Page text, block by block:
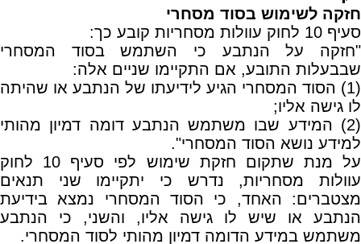
חזקה לשימוש בסוד מסחרי
סעיף 10 לחוק עוולות מסחריות קובע כך:
"חזקה על הנתבע כי השתמש בסוד המסחרי
שבבעלות התובע, אם התקיימו שניים אלה:
(1) הסוד המסחרי הגיע לידיעתו של הנתבע או שהיתה
לו גישה אליו;
(2) המידע שבו משתמש הנתבע דומה דמיון מהותי
למידע נושא הסוד המסחרי".
על מנת שתקום חזקת שימוש לפי סעיף 10 לחוק
עוולות מסחריות, נדרש כי יתקיימו שני תנאים
מצטברים: האחד, כי הסוד המסחרי נמצא בידיעת
הנתבע או שיש לו גישה אליו, והשני, כי הנתבע
משתמש במידע הדומה דמיון מהותי לסוד המסחרי.